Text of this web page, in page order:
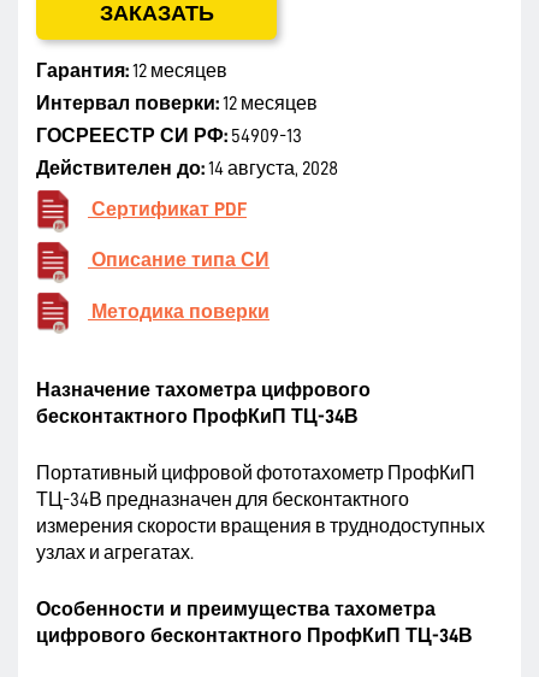
ЗАКАЗАТЬ
Гарантия:12 месяцев
Интервал поверки:12 месяцев
ГОСРЕЕСТР СИ РФ: 54909-13
Действителен до:14 августа, 2028
Сертификат PDF
Описание типа СИ
Методика поверки
Назначение тахометра цифрового
бесконтактного ПрофКиП ТЦ-34В
Портативный цифровой фототахометр ПрофКиП
ТЦ-34В предназначен для бесконтактного
измерения скорости вращения в труднодоступных
узлах и агрегатах.
Особенности и преимущества тахометра
цифрового бесконтактного ПрофКиП ТЦ-34В